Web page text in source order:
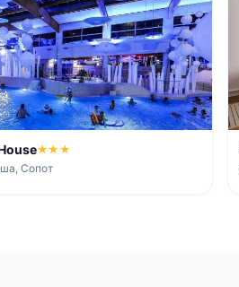
★★★
Сопот